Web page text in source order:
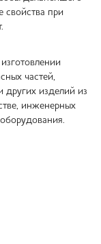
свойства при
частей,
других изделий из
инженерных